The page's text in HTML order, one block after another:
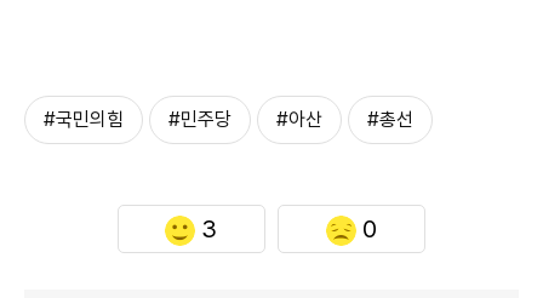
#국민의힘 #민주당 #아산 #총선
3 0